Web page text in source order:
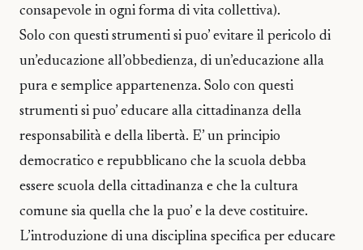
consapevole in ogni forma di vita collettiva).
Solo con questi strumenti si puo’ evitare il pericolo di
un’educazione all’obbedienza, di un’educazione alla
pura e semplice appartenenza. Solo con questi
strumenti si puo’ educare alla cittadinanza della
responsabilità e della libertà. E’ un principio
democratico e repubblicano che la scuola debba
essere scuola della cittadinanza e che la cultura
comune sia quella che la puo’ e la deve costituire.
L’introduzione di una disciplina specifica per educare